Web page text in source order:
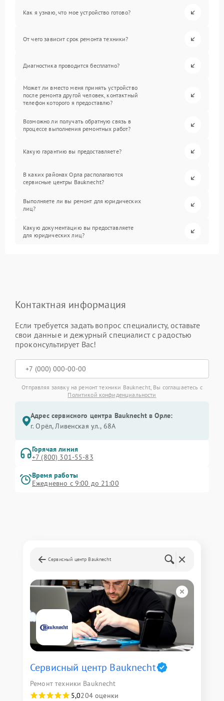
Как я узнаю, что мое устройство готово?
От чего зависит срок ремонта техники?
Диагностика проводится бесплатно?
Может ли вместо меня принять устройство
после ремонта другой человек, контактный
телефон которого я предоставлю?
Возможно ли получать обратную связь в
процессе выполнения ремонтных работ?
Какую гарантию вы предоставляете?
В каких районах Орла располагаются
сервисные центры Bauknecht?
Выполняете ли вы ремонт для юридических
лиц?
Какую документацию вы предоставляете
для юридических лиц?
Контактная информация
Если требуется задать вопрос специалисту, оставьте
свои данные и дежурный специалист с радостью
проконсультирует Вас!
Отправляя заявку на ремонт техники Bauknecht, Вы соглашаетесь с
Политикой конфиденциальности
Адрес сервисного центра Bauknecht в Орле:
г. Орёл, Ливенская ул., 68А
Горячая линия
+7 (800) 301-55-83
Время работы
Ежедневно с 9:00 до 21:00
Сервисный центр Bauknecht
Сервисный центр Bauknecht
Ремонт техники Bauknecht
5,0204 оценки